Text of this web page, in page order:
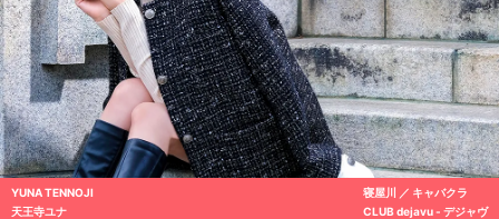
YUNA TENNOJI
天王寺ユナ
寝屋川 ／ キャバクラ
CLUB dejavu - デジャヴ